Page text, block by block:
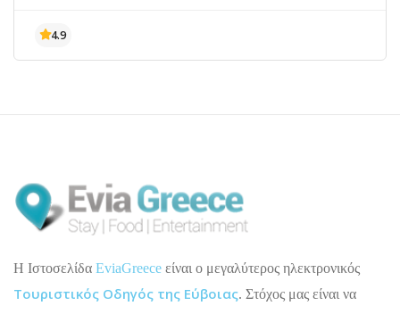
H Ιστοσελίδα EviaGreece είναι ο μεγαλύτερος ηλεκτρονικός
Τουριστικός Οδηγός της Εύβοιας. Στόχος μας είναι να